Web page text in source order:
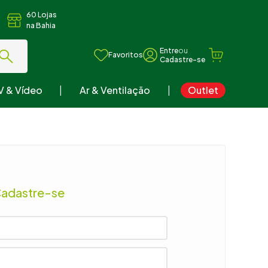
60 Lojas
na Bahia
Favoritos
ou
& Vídeo Ar & Ventilação Outlet
se